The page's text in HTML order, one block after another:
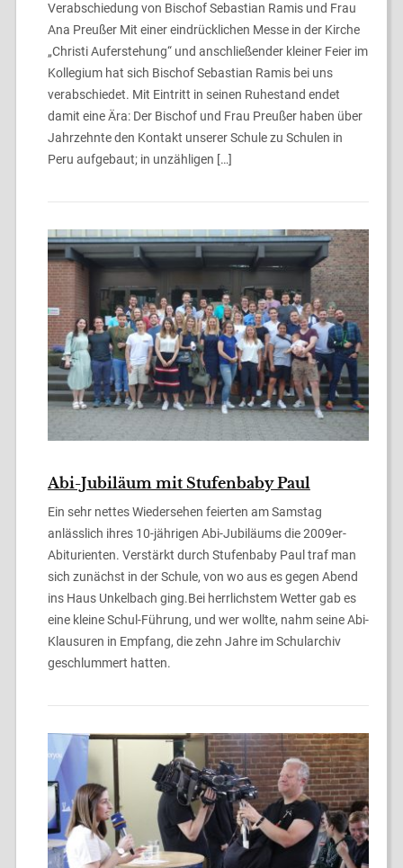
Verabschiedung von Bischof Sebastian Ramis und Frau
Ana Preußer Mit einer eindrücklichen Messe in der Kirche
„Christi Auferstehung“ und anschließender kleiner Feier im
Kollegium hat sich Bischof Sebastian Ramis bei uns
verabschiedet. Mit Eintritt in seinen Ruhestand endet
damit eine Ära: Der Bischof und Frau Preußer haben über
Jahrzehnte den Kontakt unserer Schule zu Schulen in
Peru aufgebaut; in unzähligen […]
Abi-Jubiläum mit Stufenbaby Paul
Ein sehr nettes Wiedersehen feierten am Samstag
anlässlich ihres 10-jährigen Abi-Jubiläums die 2009er-
Abiturienten. Verstärkt durch Stufenbaby Paul traf man
sich zunächst in der Schule, von wo aus es gegen Abend
ins Haus Unkelbach ging.Bei herrlichstem Wetter gab es
eine kleine Schul-Führung, und wer wollte, nahm seine Abi-
Klausuren in Empfang, die zehn Jahre im Schularchiv
geschlummert hatten.